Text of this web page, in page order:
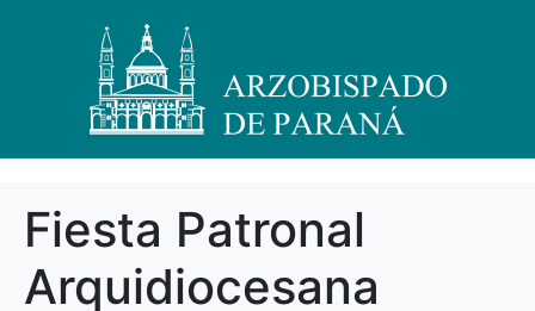
Fiesta Patronal
Arquidiocesana